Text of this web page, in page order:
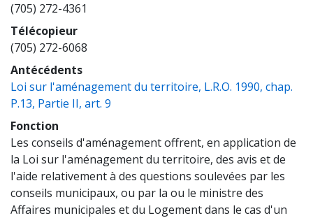
(705) 272-4361
Télécopieur
(705) 272-6068
Antécédents
Loi sur l'aménagement du territoire, L.R.O. 1990, chap.
P.13, Partie II, art. 9
Fonction
Les conseils d'aménagement offrent, en application de
la Loi sur l'aménagement du territoire, des avis et de
l'aide relativement à des questions soulevées par les
conseils municipaux, ou par la ou le ministre des
Affaires municipales et du Logement dans le cas d'un